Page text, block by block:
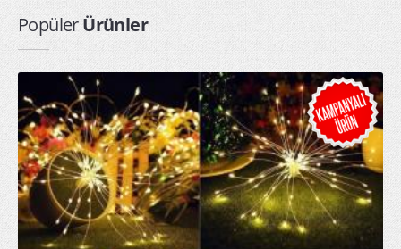
PopülerÜrünler